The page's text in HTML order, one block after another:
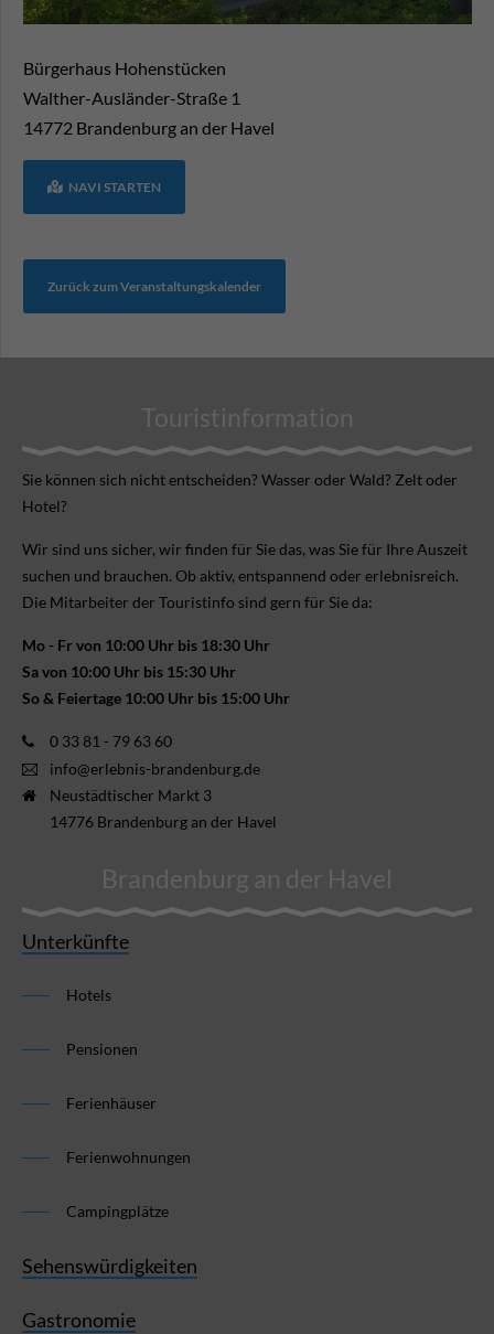
Bürgerhaus Hohenstücken
Walther-Ausländer-Straße 1
14772 Brandenburg an der Havel
NAVI STARTEN
Zurück zum Veranstaltungskalender
Touristinformation
Sie können sich nicht ent­scheiden? Wasser oder Wald? Zelt oder
Hotel?
Wir sind uns sicher, wir finden für Sie das, was Sie für Ihre Aus­zeit
suchen und brauchen. Ob aktiv, ent­spannend oder erlebnis­reich.
Die Mitarbeiter der Touristinfo sind gern für Sie da:
Mo - Fr von 10:00 Uhr bis 18:30 Uhr
Sa von 10:00 Uhr bis 15:30 Uhr
So & Feiertage 10:00 Uhr bis 15:00 Uhr
0 33 81 - 79 63 60
info@erlebnis-brandenburg.de
Neustädtischer Markt 3
14776 Brandenburg an der Havel
Brandenburg an der Havel
Unterkünfte
Hotels
Pensionen
Ferienhäuser
Ferienwohnungen
Campingplätze
Sehenswürdigkeiten
Gastronomie